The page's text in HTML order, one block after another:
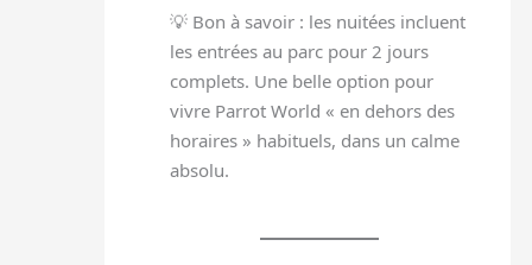
💡 Bon à savoir : les nuitées incluent
les entrées au parc pour 2 jours
complets. Une belle option pour
vivre Parrot World « en dehors des
horaires » habituels, dans un calme
absolu.